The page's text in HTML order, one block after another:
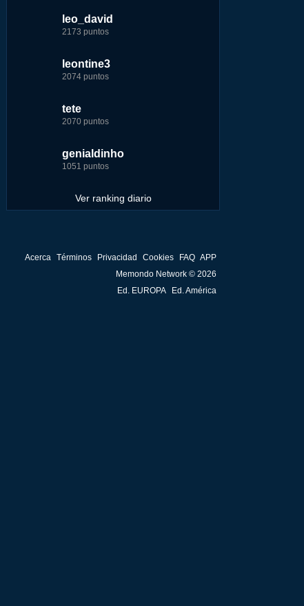
leo_david
2173 puntos
leontine3
2074 puntos
tete
2070 puntos
genialdinho
1051 puntos
Ver ranking diario
tete
10357 puntos
fer
8260 puntos
leontine3
7267 puntos
123dale
7261 puntos
jeremy_malpieu
20618 puntos
tete
12425 puntos
123dale
10359 puntos
fer
9314 puntos
jeremy_malpieu
268360 puntos
Baba
252929 puntos
john
244881 puntos
fer
237781 puntos
Acerca Términos Privacidad Cookies FAQ APP
Memondo Network © 2026
Ed. EUROPA
Ed. América